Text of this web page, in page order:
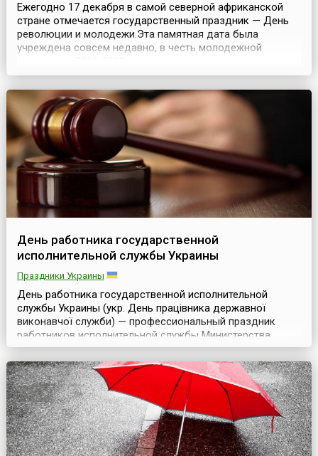
Ежегодно 17 декабря в самой северной африканской
стране отмечается государственный праздник — День
революции и молодежи.Эта памятная дата была
учреждена совсем недавно, в честь молодежной
президента Туниса Зин эль-Абидина Бен Али 14 января
2011 года. Изначально День отмечался именно 14
января, но в 2022 году Указом президента страны
праздно...
День работника государственной
исполнительной службы Украины
Праздники Украины
День работника государственной исполнительной
службы Украины (укр. День працівника державної
виконавчої служби) — профессиональный праздник
работников исполнительной службы Министерства
юстиции Украины, который отмечается в стране с 2009
года ежегодно 17 декабря. В официальном календаре
профессиональных праздников он появился после
подписания соответствующего указа президентом
страны Виктором ...